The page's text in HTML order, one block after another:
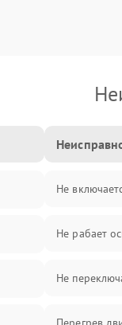
Не
Не рабает
Не